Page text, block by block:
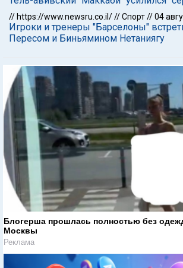
// https://www.newsru.co.il///Спорт//04
Игроки и тренеры "Барселоны"
Пересом и Биньямином Нетаниягу
Блогерша прошлась полностью без
Москвы
Реклама